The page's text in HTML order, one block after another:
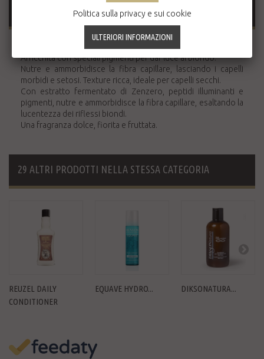
MAGGIORI INFORMAZIONI
Arricchita con speciali pigmenti per dar luce al biondo.
Nutre e ammorbidisce la fibra capillare, lasciando i capelli
morbidi e setosi. Texture ricca, ideale per capelli secchi.
Con estratto fermentato di Zenzero, peptidi illuminanti e
pigmenti, nutre e ammorbidisce la fibra capillare, esaltando la
lucentezza dei riflessi biondi.
Una fragranza dolce, fiorita e fruttata.
29 ALTRI PRODOTTI NELLA STESSA CATEGORIA
REUZEL DAILY
CONDITIONER
EQUAVE HYDRO... DIKSONATURA...
Politica sulla privacy e sui cookie